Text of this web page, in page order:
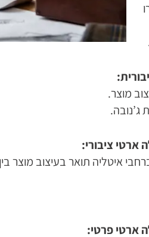
מוצר.
ג’נובה.
ארטי ציבורי:
איטליה תואר בעיצוב מוצר
ארטי פרטי: